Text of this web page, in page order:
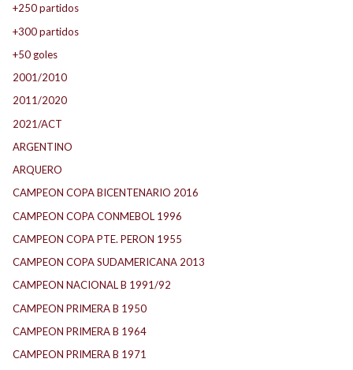
+250 partidos
+300 partidos
+50 goles
2001/2010
2011/2020
2021/ACT
ARGENTINO
ARQUERO
CAMPEON COPA BICENTENARIO 2016
CAMPEON COPA CONMEBOL 1996
CAMPEON COPA PTE. PERON 1955
CAMPEON COPA SUDAMERICANA 2013
CAMPEON NACIONAL B 1991/92
CAMPEON PRIMERA B 1950
CAMPEON PRIMERA B 1964
CAMPEON PRIMERA B 1971